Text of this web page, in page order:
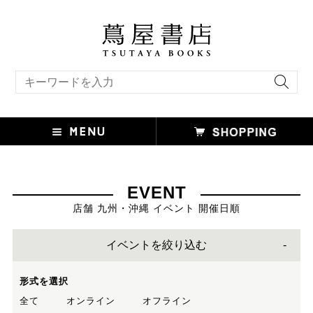
EVENT
店舗 九州・沖縄 イベント 開催日順
イベントを絞り込む
形式を選択
全て
オンライン オフライン